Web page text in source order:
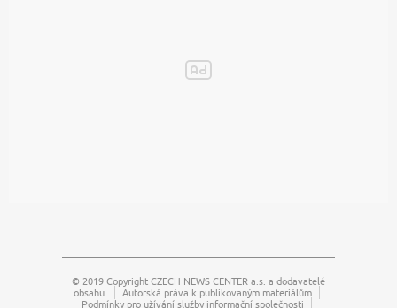
© 2019 Copyright CZECH NEWS CENTER a.s. a dodavatelé
obsahu.
Autorská práva k publikovaným materiálům
Podmínky pro užívání služby informační společnosti